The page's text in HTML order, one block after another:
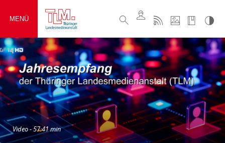
MENÜ
Video - 57:41 min